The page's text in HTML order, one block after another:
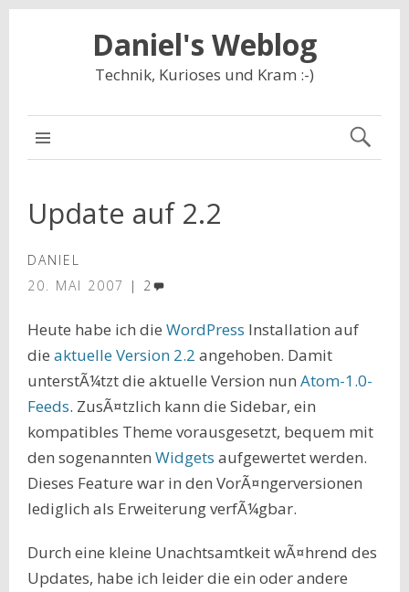
Daniel's Weblog
Technik, Kurioses und Kram :-)
Update auf 2.2
DANIEL
20. MAI 2007
2
Heute habe ich die WordPress Installation auf
die aktuelle Version 2.2 angehoben. Damit
unterstÃ¼tzt die aktuelle Version nun Atom-1.0-
Feeds. ZusÃ¤tzlich kann die Sidebar, ein
kompatibles Theme vorausgesetzt, bequem mit
den sogenannten Widgets aufgewertet werden.
Dieses Feature war in den VorÃ¤ngerversionen
lediglich als Erweiterung verfÃ¼gbar.
Durch eine kleine Unachtsamtkeit wÃ¤hrend des
Updates, habe ich leider die ein oder andere